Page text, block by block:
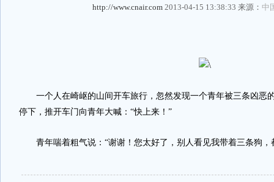
http://www.cnair.com 2013-04-15 13:38:33 来源： 中
一个人在崎岖的山间开车旅行，忽然发现一个青年被三条凶恶
停下，推开车门向青年大喊：“快上来！”
青年喘着粗气说：“谢谢！您太好了，别人看见我带着三条狗，